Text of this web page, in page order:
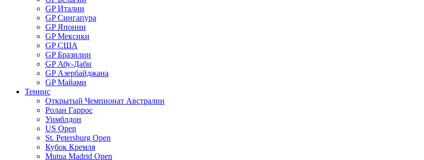
GP Италии
GP Сингапура
GP Японии
GP Мексики
GP США
GP Бразилии
GP Абу-Даби
GP Азербайджана
GP Майами
Теннис
Открытый Чемпионат Австралии
Ролан Гаррос
Уимблдон
US Open
St. Petersburg Open
Кубок Кремля
Mutua Madrid Open